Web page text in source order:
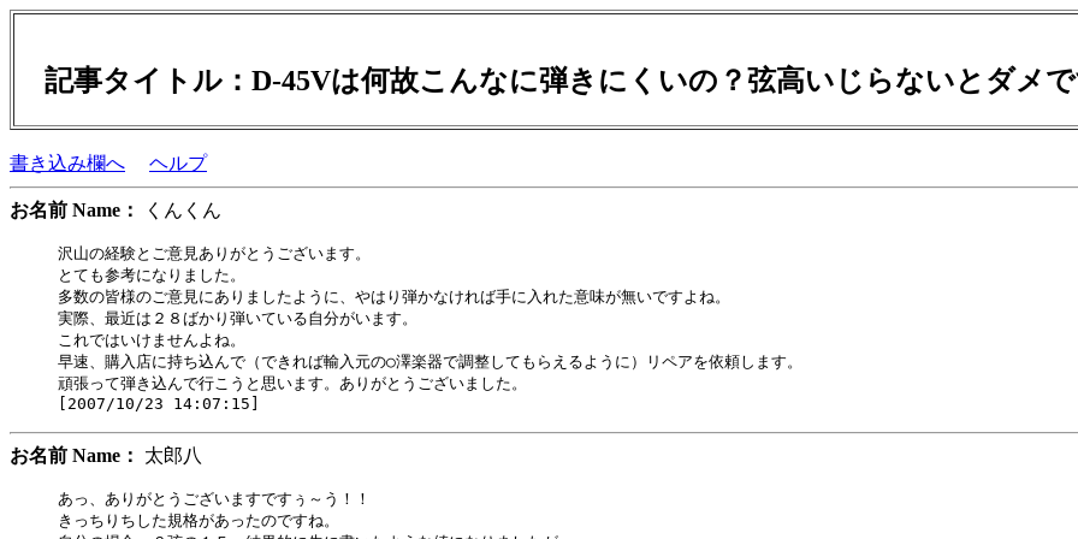
記事タイトル：D-45Vは何故こんなに弾きにくいの？弦高いじらないとダ
書き込み欄へ ヘルプ
お名前 Name： くんくん
沢山の経験とご意見ありがとうございます。
とても参考になりました。
多数の皆様のご意見にありましたように、やはり弾かなければ手に入れた意味が無いですよね。
実際、最近は２８ばかり弾いている自分がいます。
これではいけませんよね。
早速、購入店に持ち込んで（できれば輸入元の○澤楽器で調整してもらえるように）リペアを依頼します。
頑張って弾き込んで行こうと思います。ありがとうございました。
お名前 Name： 太郎八
あっ、ありがとうございますですぅ～う！！
きっちりちした規格があったのですね。